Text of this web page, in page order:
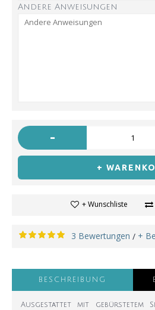
Andere Anweisungen
-
+
+ Wunschliste
3 Bewertungen / +
BESCHREIBUNG
Ausgestattet mit gebürstetem